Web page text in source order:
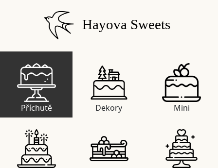
Hayova Sweets
Příchutě Dekory Mini